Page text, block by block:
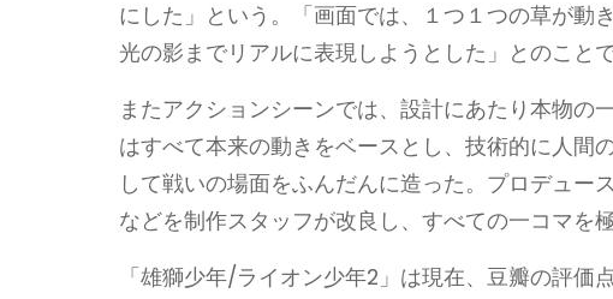
にした」という。「画面では、１つ１つの草が動
光の影までリアルに表現しようとした」とのことで
またアクションシーンでは、設計にあたり本物の
はすべて本来の動きをベースとし、技術的に人間
して戦いの場面をふんだんに造った。プロデュ
などを制作スタッフが改良し、すべての一コマを
「雄獅少年/ライオン少年2」は現在、豆瓣の評